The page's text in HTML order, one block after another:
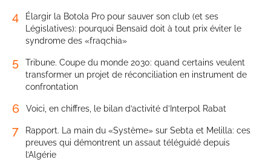
4
Élargir la Botola Pro pour sauver son club (et ses
Législatives): pourquoi Bensaïd doit à tout prix éviter le
syndrome des «fraqchia»
5
Tribune. Coupe du monde 2030: quand certains veulent
transformer un projet de réconciliation en instrument de
confrontation
6 Voici, en chiffres, le bilan d’activité d’Interpol Rabat
7
Rapport. La main du «Système» sur Sebta et Melilla: ces
preuves qui démontrent un assaut téléguidé depuis
l’Algérie